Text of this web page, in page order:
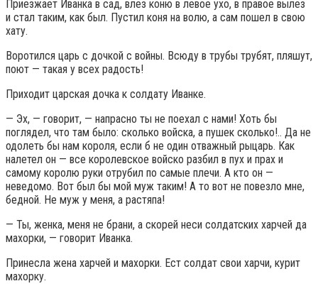
Приезжает Иванка в сад, влез коню в левое ухо, в правое вылез
и стал таким, как был. Пустил коня на волю, а сам пошел в свою
хату.
Воротился царь с дочкой с войны. Всюду в трубы трубят, пляшут,
поют — такая у всех радость!
Приходит царская дочка к солдату Иванке.
— Эх, — говорит, — напрасно ты не поехал с нами! Хоть бы
поглядел, что там было: сколько войска, а пушек сколько!.. Да не
одолеть бы нам короля, если б не один отважный рыцарь. Как
налетел он — все королевское войско разбил в пух и прах и
самому королю руки отрубил по самые плечи. А кто он —
неведомо. Вот был бы мой муж таким! А то вот не повезло мне,
бедной. Не муж у меня, а растяпа!
— Ты, женка, меня не брани, а скорей неси солдатских харчей да
махорки, — говорит Иванка.
Принесла жена харчей и махорки. Ест солдат свои харчи, курит
махорку.